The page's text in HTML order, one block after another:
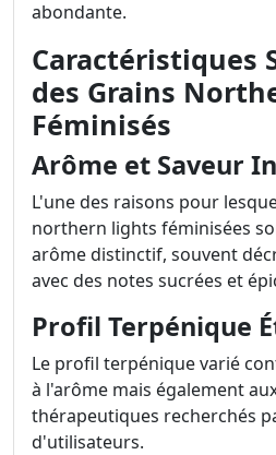
abondante.
Caractéristiques
des Grains
Féminisés
Arôme et Saveur
L'une des raisons pour
northern lights féminisées
arôme distinctif, souvent
avec des notes sucrées et
Profil Terpénique
Le profil terpénique varié
à l'arôme mais également
thérapeutiques recherchés
d'utilisateurs.